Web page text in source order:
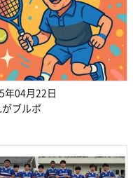
年04月22日
ブルポ